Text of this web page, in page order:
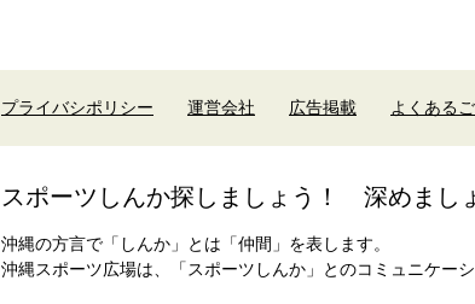
プライバシポリシー 運営会社 広告掲載 よくある
スポーツしんか探しましょう！ 深めまし
沖縄の方言で「しんか」とは「仲間」を表します。
沖縄スポーツ広場は、「スポーツしんか」とのコミュニケーシ